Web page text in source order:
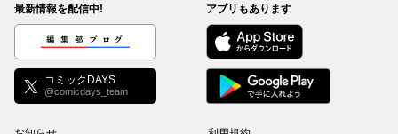
最新情報を配信中!
編集部ブログ
コミックDAYS
@comicdays_team
アプリもあります